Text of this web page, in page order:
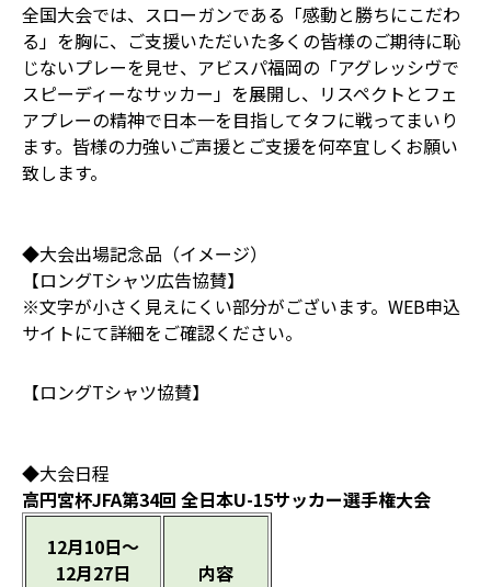
全国大会では、スローガンである「感動と勝ちにこだわ
る」を胸に、ご支援いただいた多くの皆様のご期待に恥
じないプレーを見せ、アビスパ福岡の「アグレッシヴで
スピーディーなサッカー」を展開し、リスペクトとフェ
アプレーの精神で日本一を目指してタフに戦ってまいり
ます。皆様の力強いご声援とご支援を何卒宜しくお願い
致します。
◆大会出場記念品（イメージ）
【ロングTシャツ広告協賛】
※文字が小さく見えにくい部分がございます。WEB申込
サイトにて詳細をご確認ください。
【ロングTシャツ協賛】
◆大会日程
高円宮杯JFA第34回 全日本U-15サッカー選手権大会
12月10日～
12月27日
内容